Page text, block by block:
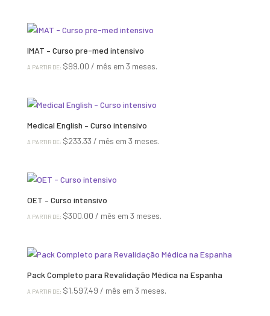
IMAT – Curso pre-med intensivo
A PARTIR DE: $99.00 / mês em 3 meses.
Medical English – Curso intensivo
A PARTIR DE: $233.33 / mês em 3 meses.
OET – Curso intensivo
A PARTIR DE: $300.00 / mês em 3 meses.
Pack Completo para Revalidação Médica na Espanha
A PARTIR DE: $1,597.49 / mês em 3 meses.